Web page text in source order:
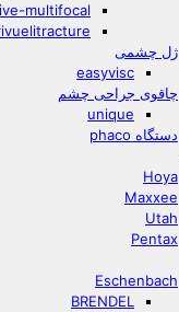
multifocal
ژل چشمی
easyvisc
چاقوی جراحی چشم
unique
دستگاه phaco
Hoya
Maxxee
Utah
Pentax
Eschenbach
BRENDEL